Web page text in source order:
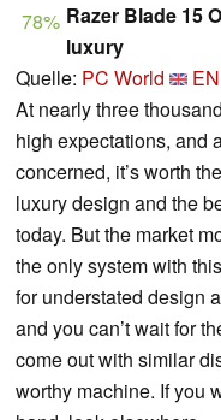
78% Razer Blade 15
luxury
Quelle: PC World
At nearly three
high expectations, and
concerned, it’s worth
luxury design and the
today. But the market
the only system with
for understated design
and you can’t wait for
come out with similar
worthy machine. If you